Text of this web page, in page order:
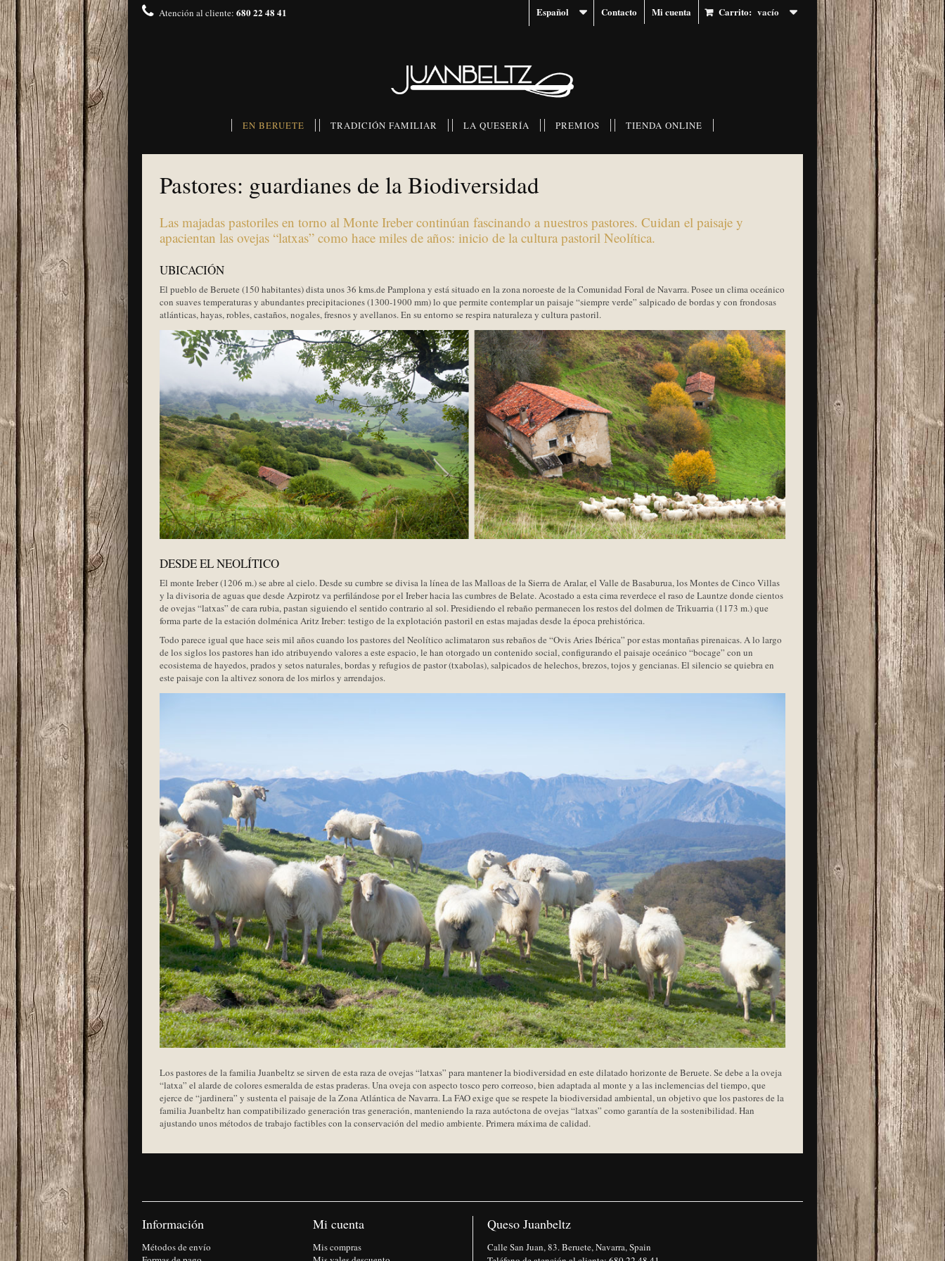
Carrito: vacío
Mi cuenta
Contacto
Atención al cliente: 680 22 48 41 Español
EN BERUETE TRADICIÓN FAMILIAR LA QUESERÍA PREMIOS TIENDA ONLINE
Pastores: guardianes de la Biodiversidad
Las majadas pastoriles en torno al Monte Ireber continúan fascinando a nuestros pastores. Cuidan el paisaje y
apacientan las ovejas “latxas” como hace miles de años: inicio de la cultura pastoril Neolítica.
UBICACIÓN
El pueblo de Beruete (150 habitantes) dista unos 36 kms.de Pamplona y está situado en la zona noroeste de la Comunidad Foral de Navarra. Posee un clima oceánico
con suaves temperaturas y abundantes precipitaciones (1300-1900 mm) lo que permite contemplar un paisaje “siempre verde” salpicado de bordas y con frondosas
atlánticas, hayas, robles, castaños, nogales, fresnos y avellanos. En su entorno se respira naturaleza y cultura pastoril.
DESDE EL NEOLÍTICO
El monte Ireber (1206 m.) se abre al cielo. Desde su cumbre se divisa la línea de las Malloas de la Sierra de Aralar, el Valle de Basaburua, los Montes de Cinco Villas
y la divisoria de aguas que desde Azpirotz va perfilándose por el Ireber hacia las cumbres de Belate. Acostado a esta cima reverdece el raso de Launtze donde cientos
de ovejas “latxas” de cara rubia, pastan siguiendo el sentido contrario al sol. Presidiendo el rebaño permanecen los restos del dolmen de Trikuarria (1173 m.) que
forma parte de la estación dolménica Aritz Ireber: testigo de la explotación pastoril en estas majadas desde la época prehistórica.
Todo parece igual que hace seis mil años cuando los pastores del Neolítico aclimataron sus rebaños de “Ovis Aries Ibérica” por estas montañas pirenaicas. A lo largo
de los siglos los pastores han ido atribuyendo valores a este espacio, le han otorgado un contenido social, configurando el paisaje oceánico “bocage” con un
ecosistema de hayedos, prados y setos naturales, bordas y refugios de pastor (txabolas), salpicados de helechos, brezos, tojos y gencianas. El silencio se quiebra en
este paisaje con la altivez sonora de los mirlos y arrendajos.
Los pastores de la familia Juanbeltz se sirven de esta raza de ovejas “latxas” para mantener la biodiversidad en este dilatado horizonte de Beruete. Se debe a la oveja
“latxa” el alarde de colores esmeralda de estas praderas. Una oveja con aspecto tosco pero correoso, bien adaptada al monte y a las inclemencias del tiempo, que
ejerce de “jardinera” y sustenta el paisaje de la Zona Atlántica de Navarra. La FAO exige que se respete la biodiversidad ambiental, un objetivo que los pastores de la
familia Juanbeltz han compatibilizado generación tras generación, manteniendo la raza autóctona de ovejas “latxas” como garantía de la sostenibilidad. Han
ajustando unos métodos de trabajo factibles con la conservación del medio ambiente. Primera máxima de calidad.
Información
Métodos de envío
Mi cuenta
Mis compras
Queso Juanbeltz
Calle San Juan, 83. Beruete, Navarra, Spain